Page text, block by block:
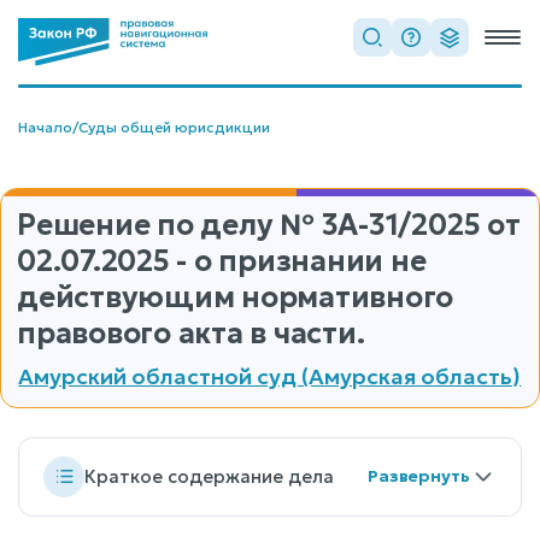
Начало/Суды общей юрисдикции
Решение по делу № 3А-31/2025 от
02.07.2025 - о признании не
действующим нормативного
правового акта в части.
Амурский областной суд (Амурская область)
Краткое содержание дела